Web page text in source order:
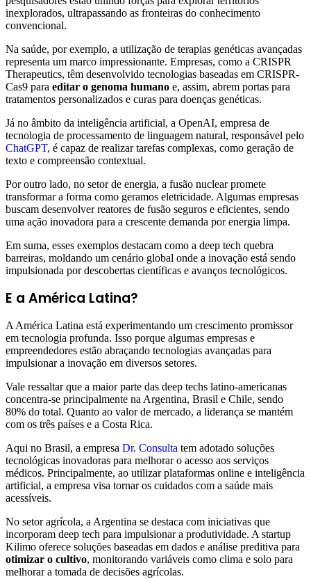
inexplorados, ultrapassando as fronteiras do conhecimento
convencional.
Na saúde, por exemplo, a utilização de terapias genéticas avançadas
representa um marco impressionante. Empresas, como a CRISPR
Therapeutics, têm desenvolvido tecnologias baseadas em CRISPR-
Cas9 para editar o genoma humano e, assim, abrem portas para
tratamentos personalizados e curas para doenças genéticas.
Já no âmbito da inteligência artificial, a OpenAI, empresa de
tecnologia de processamento de linguagem natural, responsável pelo
ChatGPT, é capaz de realizar tarefas complexas, como geração de
texto e compreensão contextual.
Por outro lado, no setor de energia, a fusão nuclear promete
transformar a forma como geramos eletricidade. Algumas empresas
buscam desenvolver reatores de fusão seguros e eficientes, sendo
uma ação inovadora para a crescente demanda por energia limpa.
Em suma, esses exemplos destacam como a deep tech quebra
barreiras, moldando um cenário global onde a inovação está sendo
impulsionada por descobertas científicas e avanços tecnológicos.
E a América Latina?
A América Latina está experimentando um crescimento promissor
em tecnologia profunda. Isso porque algumas empresas e
empreendedores estão abraçando tecnologias avançadas para
impulsionar a inovação em diversos setores.
Vale ressaltar que a maior parte das deep techs latino-americanas
concentra-se principalmente na Argentina, Brasil e Chile, sendo
80% do total. Quanto ao valor de mercado, a liderança se mantém
com os três países e a Costa Rica.
Aqui no Brasil, a empresa Dr. Consulta tem adotado soluções
tecnológicas inovadoras para melhorar o acesso aos serviços
médicos. Principalmente, ao utilizar plataformas online e inteligência
artificial, a empresa visa tornar os cuidados com a saúde mais
acessíveis.
No setor agrícola, a Argentina se destaca com iniciativas que
incorporam deep tech para impulsionar a produtividade. A startup
Kilimo oferece soluções baseadas em dados e análise preditiva para
otimizar o cultivo, monitorando variáveis como clima e solo para
melhorar a tomada de decisões agrícolas.